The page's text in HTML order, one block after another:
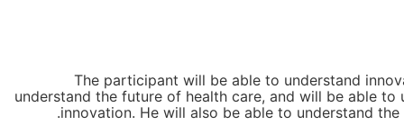
The participant will be able to understand
understand the future of health care, and will be able
innovation. He will also be able to understand